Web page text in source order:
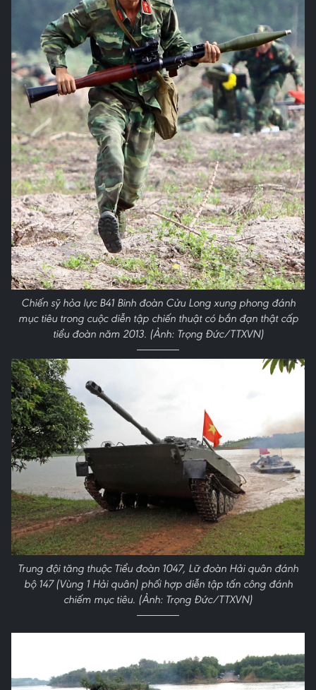
Chiến sỹ hỏa lực B41 Binh đoàn Cửu Long xung phong đánh
mục tiêu trong cuộc diễn tập chiến thuật có bắn đạn thật cấp
tiểu đoàn năm 2013. (Ảnh: Trọng Đức/TTXVN)
Trung đội tăng thuộc Tiểu đoàn 1047, Lữ đoàn Hải quân đánh
bộ 147 (Vùng 1 Hải quân) phối hợp diễn tập tấn công đánh
chiếm mục tiêu. (Ảnh: Trọng Đức/TTXVN)